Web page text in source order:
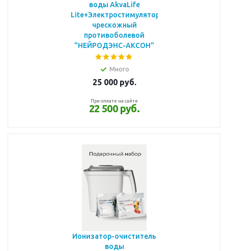
воды AkvaLife
Lite+Электростимулятор
чрескожный
противоболевой
"НЕЙРОДЭНС-АКСОН"
Много
25 000руб.
При оплате на сайте
22 500 руб.
Ионизатор-очиститель
воды